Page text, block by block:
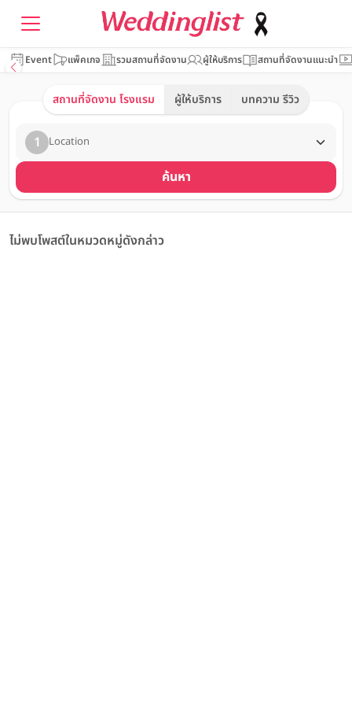
Event แพ็คเกจ รวมสถานที่จัดงาน ผู้ให้บริการ สถานที่จัดงานแนะนำ
สถานที่จัดงาน โรงแรม ผู้ให้บริการ บทความ รีวิว
1 Location
ค้นหา
ไม่พบโพสต์ในหมวดหมู่ดังกล่าว